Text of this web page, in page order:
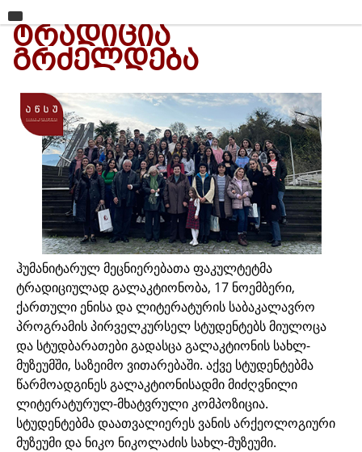
მთავარი
უნივერსიტეტი
საგანმანათლებლო ერთეულები
სწავლა
კვლევა
ინტერნაციონალიზაცია
კონტაქტი
ᲢᲠᲐᲓᲘᲪᲘᲐ
ᲒᲠᲫᲔᲚᲓᲔᲑᲐ
ჰუმანიტარულ მეცნიერებათა ფაკულტეტმა
ტრადიციულად გალაკტიონობა, 17 ნოემბერი,
ქართული ენისა და ლიტერატურის საბაკალავრო
პროგრამის პირველკურსელ სტუდენტებს მიულოცა
და სტუდბარათები გადასცა გალაკტიონის სახლ-
მუზეუმში, საზეიმო ვითარებაში. აქვე სტუდენტებმა
წარმოადგინეს გალაკტიონისადმი მიძღვნილი
ლიტერატურულ-მხატვრული კომპოზიცია.
სტუდენტებმა დაათვალიერეს ვანის არქეოლოგიური
მუზეუმი და ნიკო ნიკოლაძის სახლ-მუზეუმი.